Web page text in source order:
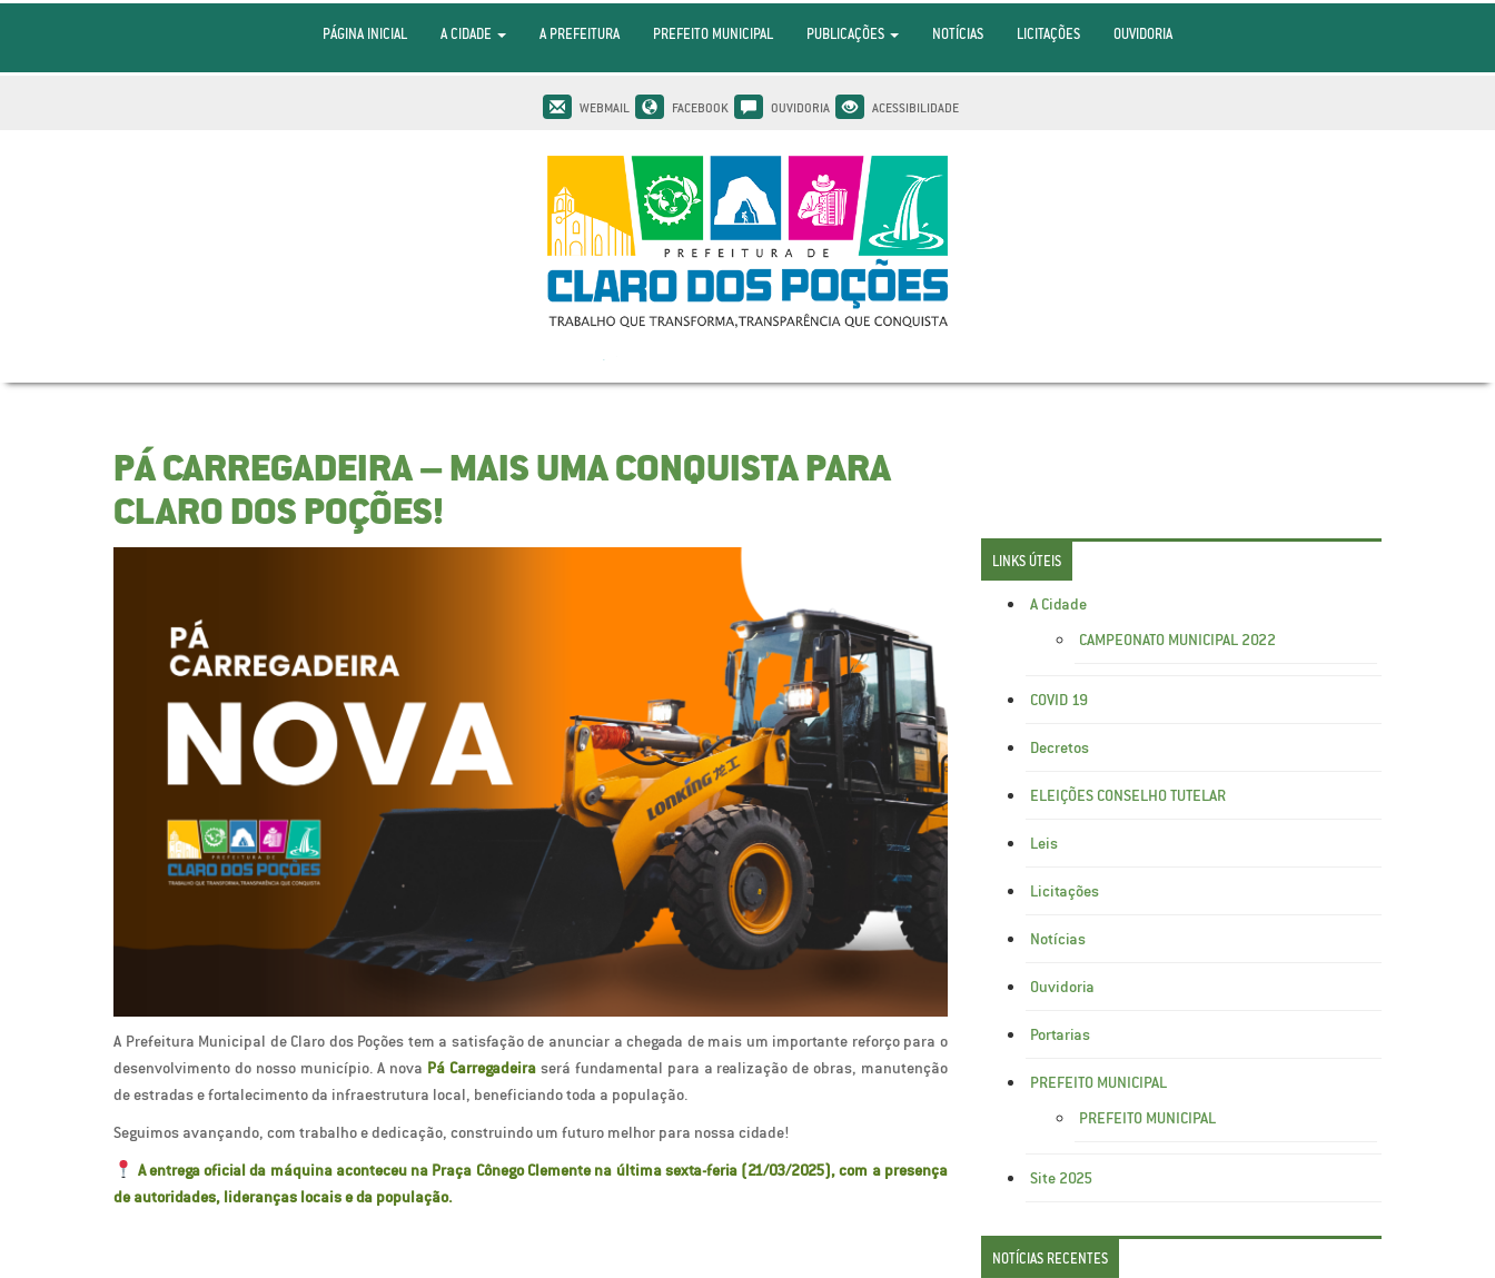
PÁGINA INICIAL A CIDADE A PREFEITURA PREFEITO MUNICIPAL PUBLICAÇÕES NOTÍCIAS LICITAÇÕES OUVIDORIA
WEBMAIL FACEBOOK OUVIDORIA ACESSIBILIDADE
PÁ CARREGADEIRA – MAIS UMA CONQUISTA PARA
CLARO DOS POÇÕES!
A Prefeitura Municipal de Claro dos Poções tem a satisfação de anunciar a chegada de mais um importante reforço para o
desenvolvimento do nosso município. A nova Pá Carregadeira será fundamental para a realização de obras, manutenção
de estradas e fortalecimento da infraestrutura local, beneficiando toda a população.
Seguimos avançando, com trabalho e dedicação, construindo um futuro melhor para nossa cidade!
A entrega oficial da máquina aconteceu na Praça Cônego Clemente na última sexta-feria (21/03/2025), com a presença
de autoridades, lideranças locais e da população.
LINKS ÚTEIS
A Cidade
CAMPEONATO MUNICIPAL 2022
COVID 19
Decretos
ELEIÇÕES CONSELHO TUTELAR
Leis
Licitações
Notícias
Ouvidoria
Portarias
PREFEITO MUNICIPAL
PREFEITO MUNICIPAL
Site 2025
NOTÍCIAS RECENTES